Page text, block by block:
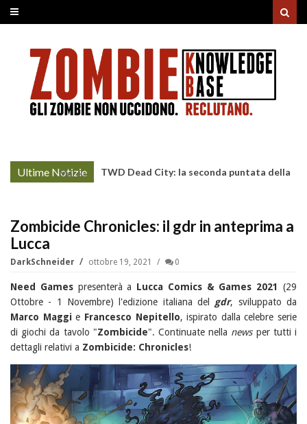
Ultime Notizie
More »
TWD Dead City: la seconda puntata della
Zombicide Chronicles: il gdr in anteprima a
Lucca
DarkSchneider ottobre 19, 2021 0
Need Gamespresenterà a Lucca Comics & Games 2021 (29
Ottobre - 1 Novembre) l'edizione italiana del gdr, sviluppato da
Marco Maggie Francesco Nepitello, ispirato dalla celebre serie
di giochi da tavolo "Zombicide". Continuate nella newsper tutti i
dettagli relativi a Zombicide: Chronicles!